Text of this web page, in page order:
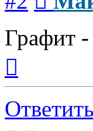
Графит -
началу
Ответить